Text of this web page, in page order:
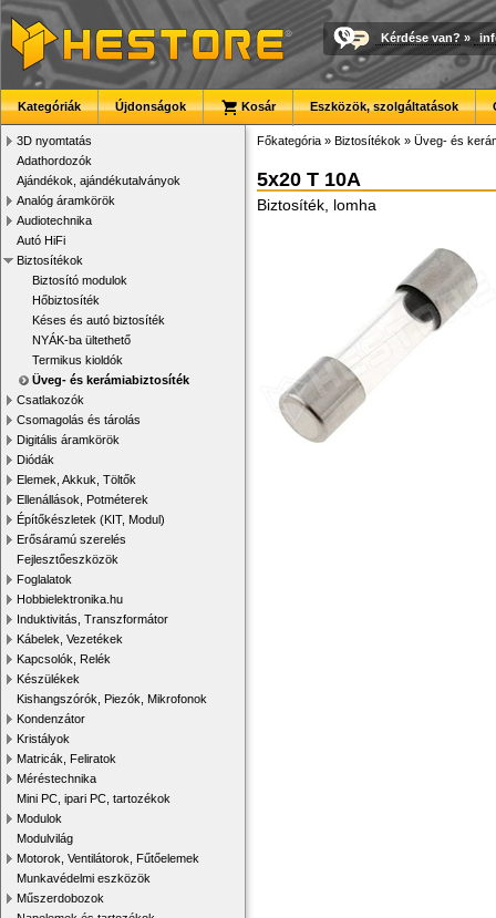
Kérdése van? »
Kategóriák Újdonságok Kosár Eszközök, szolgáltatások
3D nyomtatás
Adathordozók
Ajándékok, ajándékutalványok
Analóg áramkörök
Audiotechnika
Autó HiFi
Biztosítékok
Biztosító modulok
Hőbiztosíték
Késes és autó biztosíték
NYÁK-ba ültethető
Termikus kioldók
Üveg- és kerámiabiztosíték
Csatlakozók
Csomagolás és tárolás
Digitális áramkörök
Diódák
Elemek, Akkuk, Töltők
Ellenállások, Potméterek
Építőkészletek (KIT, Modul)
Erősáramú szerelés
Fejlesztőeszközök
Foglalatok
Hobbielektronika.hu
Induktivitás, Transzformátor
Kábelek, Vezetékek
Kapcsolók, Relék
Készülékek
Kishangszórók, Piezók, Mikrofonok
Kondenzátor
Kristályok
Matricák, Feliratok
Méréstechnika
Mini PC, ipari PC, tartozékok
Modulok
Modulvilág
Motorok, Ventilátorok, Fűtőelemek
Munkavédelmi eszközök
Műszerdobozok
Főkategória » Biztosítékok » Üveg- és
5x20 T 10A
Biztosíték, lomha